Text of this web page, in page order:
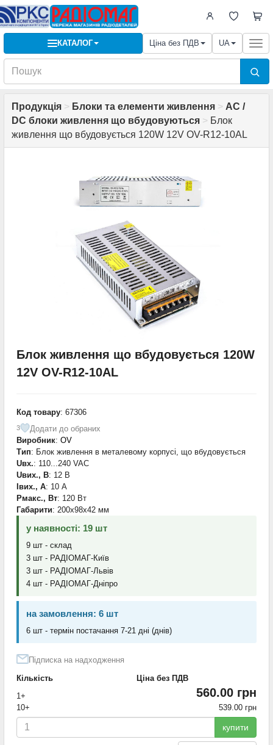
КАТАЛОГ Ціна без ПДВ UA
Продукція > Блоки та елементи живлення > AC /
DC блоки живлення що вбудовуються > Блок
живлення що вбудовується 120W 12V OV-R12-10AL
Блок живлення що вбудовується 120W
12V OV-R12-10AL
Код товару: 67306
3
Додати до обраних
Виробник: OV
Тип: Блок живлення в металевому корпусі, що вбудовується
Uвх.: 110...240 VAC
Uвих., В: 12 В
Iвих., А: 10 А
Pмакс., Вт: 120 Вт
Габарити: 200x98x42 мм
у наявності: 19 шт
9 шт - склад
3 шт - РАДІОМАГ-Київ
3 шт - РАДІОМАГ-Львів
4 шт - РАДІОМАГ-Дніпро
на замовлення: 6 шт
6 шт - термін постачання 7-21 дні (днів)
Підписка на надходження
Кількість
Ціна без ПДВ
1+
560.00 грн
10+ 539.00 грн
купити